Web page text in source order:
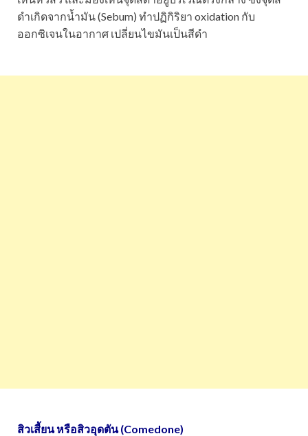
ดำเกิดจากน้ำมัน (Sebum) ทำปฏิกิริยา oxidation กับ
ออกซิเจนในอากาศ เปลี่ยนไขมันเป็นสีดำ
สิวเสี้ยน หรือสิวอุดตัน (Comedone)